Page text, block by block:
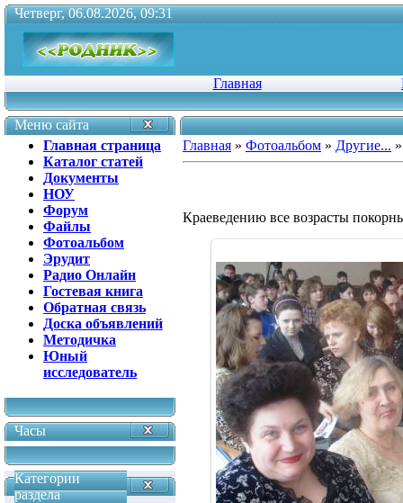
Четверг, 06.08.2026, 09:31
Главная
Меню сайта
Главная страница
Каталог статей
Документы
НОУ
Форум
Файлы
Фотоальбом
Эрудит
Радио Онлайн
Гостевая книга
Обратная связь
Доска объявлений
Методичка
Юный
исследователь
Часы
Категории
раздела
Главная » Фотоальбом » Другие...
Краеведению все возрасты